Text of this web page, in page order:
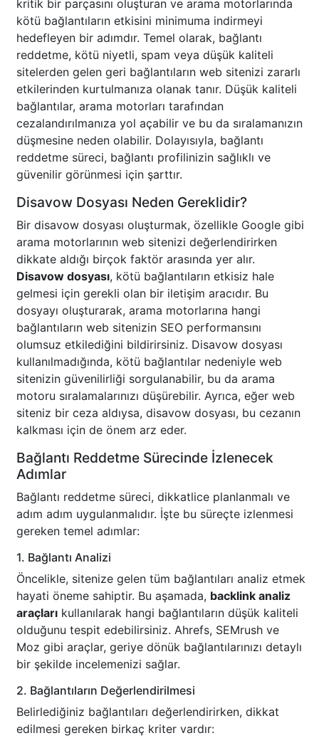
kritik bir parçasını oluşturan ve arama motorlarında
kötü bağlantıların etkisini minimuma indirmeyi
hedefleyen bir adımdır. Temel olarak, bağlantı
reddetme, kötü niyetli, spam veya düşük kaliteli
sitelerden gelen geri bağlantıların web sitenizi zararlı
etkilerinden kurtulmanıza olanak tanır. Düşük kaliteli
bağlantılar, arama motorları tarafından
cezalandırılmanıza yol açabilir ve bu da sıralamanızın
düşmesine neden olabilir. Dolayısıyla, bağlantı
reddetme süreci, bağlantı profilinizin sağlıklı ve
güvenilir görünmesi için şarttır.
Disavow Dosyası Neden Gereklidir?
Bir disavow dosyası oluşturmak, özellikle Google gibi
arama motorlarının web sitenizi değerlendirirken
dikkate aldığı birçok faktör arasında yer alır.
Disavow dosyası, kötü bağlantıların etkisiz hale
gelmesi için gerekli olan bir iletişim aracıdır. Bu
dosyayı oluşturarak, arama motorlarına hangi
bağlantıların web sitenizin SEO performansını
olumsuz etkilediğini bildirirsiniz. Disavow dosyası
kullanılmadığında, kötü bağlantılar nedeniyle web
sitenizin güvenilirliği sorgulanabilir, bu da arama
motoru sıralamalarınızı düşürebilir. Ayrıca, eğer web
siteniz bir ceza aldıysa, disavow dosyası, bu cezanın
kalkması için de önem arz eder.
Bağlantı Reddetme Sürecinde İzlenecek
Adımlar
Bağlantı reddetme süreci, dikkatlice planlanmalı ve
adım adım uygulanmalıdır. İşte bu süreçte izlenmesi
gereken temel adımlar:
1. Bağlantı Analizi
Öncelikle, sitenize gelen tüm bağlantıları analiz etmek
hayati öneme sahiptir. Bu aşamada, backlink analiz
araçları kullanılarak hangi bağlantıların düşük kaliteli
olduğunu tespit edebilirsiniz. Ahrefs, SEMrush ve
Moz gibi araçlar, geriye dönük bağlantılarınızı detaylı
bir şekilde incelemenizi sağlar.
2. Bağlantıların Değerlendirilmesi
Belirlediğiniz bağlantıları değerlendirirken, dikkat
edilmesi gereken birkaç kriter vardır: